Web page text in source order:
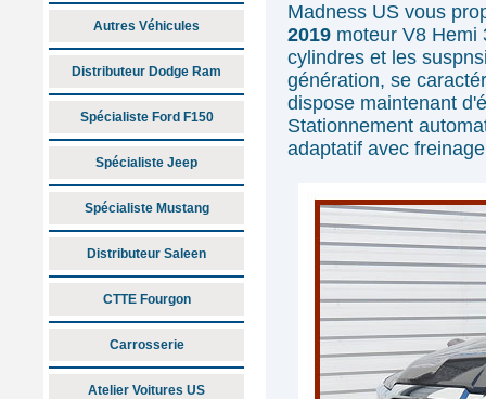
Autres Véhicules
Distributeur Dodge Ram
Spécialiste Ford F150
Spécialiste Jeep
Spécialiste Mustang
Distributeur Saleen
CTTE Fourgon
Carrosserie
Atelier Voitures US
Madness US vous
2019 moteur V8
cylindres et les
génération, se
dispose maintenant
Stationnement
adaptatif avec